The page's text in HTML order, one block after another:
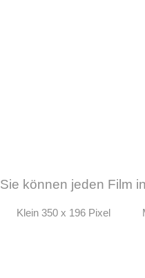
Sie können jeden Film
Klein 350 x 196 Pixel